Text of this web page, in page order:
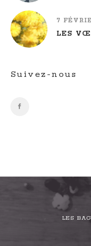
7
LES
Suivez-nous
LES